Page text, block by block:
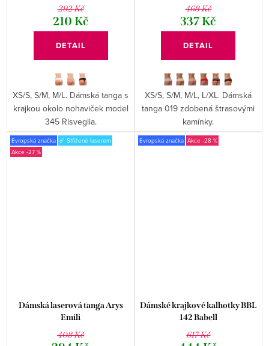
292 Kč
210 Kč
DETAIL
XS/S, S/M, M/L. Dámská tanga s
krajkou okolo nohaviček model
345 Risveglia.
468 Kč
337 Kč
DETAIL
XS/S, S/M, M/L, L/XL. Dámská
tanga 019 zdobená štrasovými
kamínky.
Evropská značka ☄️ Střižené laserem
-27 %
Dámská laserová tanga Arys
Emili
408 Kč
Evropská značka -28 %
Dámské krajkové kalhotky BBL
142 Babell
617 Kč